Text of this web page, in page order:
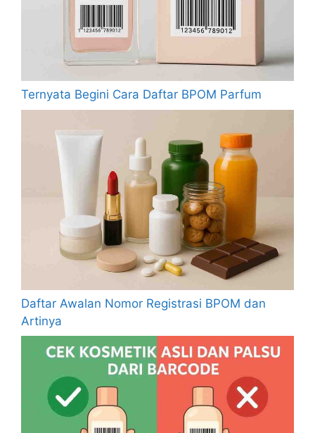
Ternyata Begini Cara Daftar BPOM Parfum
Daftar Awalan Nomor Registrasi BPOM dan
Artinya